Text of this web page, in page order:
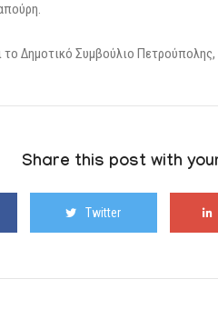
το Δημοτικό Συμβούλιο
Share this post with
Twitter